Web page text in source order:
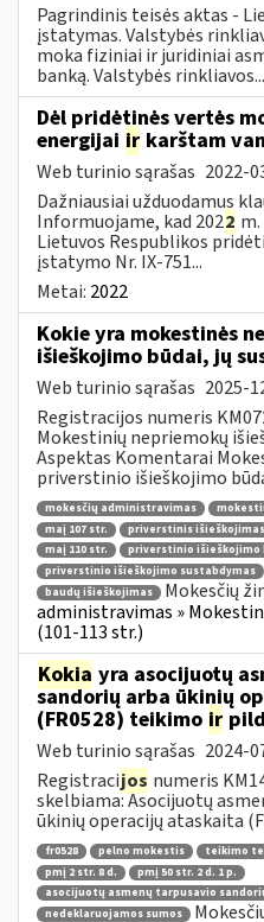
Pagrindinis teisės aktas -
įstatymas. Valstybės
moka fiziniai ir juridiniai
banką. Valstybės rinkliavos...
Dėl pridėtinės vertės
energijai ir karštam
Web turinio sąrašas 2022-
Dažniausiai užduodamus
Informuojame, kad 2022
Lietuvos Respublikos
įstatymo Nr. IX-751...
Metai: 2022
Kokie yra mokestinės
išieškojimo būdai, jų
Web turinio sąrašas 2025-
Registracijos numeris
Mokestinių nepriemokų
Aspektas Komentarai
priverstinio išieškojimo
mokesčių administravimas
maį 107 str.
priverstinis išieškojimas
maį 110 str.
priverstinio išieškojimo
priverstinio išieškojimo sustabdymas
baudų išieškojimas
Mokesčių
administravimas »
(101-113 str.)
Kokia yra asocijuotų
sandorių arba ūkinių
(FR0528) teikimo ir
Web turinio sąrašas 2024-
Registracijos numeris
skelbiama: Asocijuotų
ūkinių operacijų ataskaita
fr0528 pelno mokestis teikimo
pmį 2 str. 8 d.
pmį 50 str. 2 d. 1 p.
asocijuotų asmenų tarpusavio
nedeklaruojamos sumos